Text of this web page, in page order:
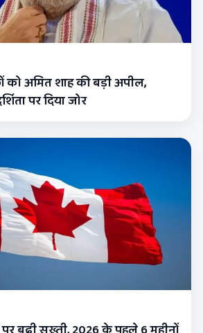
को अमित शाह की बड़ी अपील,
पर दिया जोर